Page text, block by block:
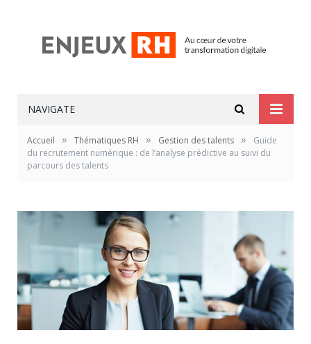
NAVIGATE
Accueil » Thématiques RH » Gestion des talents »
Guide
du recrutement numérique : de l’analyse prédictive au suivi du
parcours des talents